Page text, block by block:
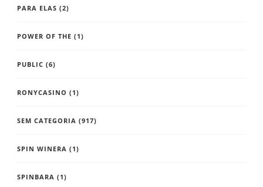
PARA ELAS (2)
POWER OF THE (1)
PUBLIC (6)
RONYCASINO (1)
SEM CATEGORIA (917)
SPIN WINERA (1)
SPINBARA (1)